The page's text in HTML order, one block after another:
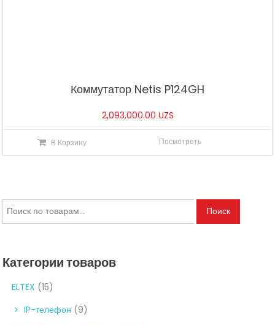
Коммутатор Netis P124GH
2,093,000.00 UZS
В Корзину Посмотреть
Искать: Поиск
Категории товаров
ELTEX (15)
IP-телефон (9)